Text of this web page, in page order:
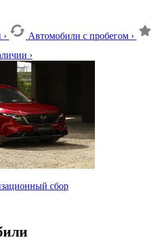
› Автомобили с пробегом ›
›
сбор